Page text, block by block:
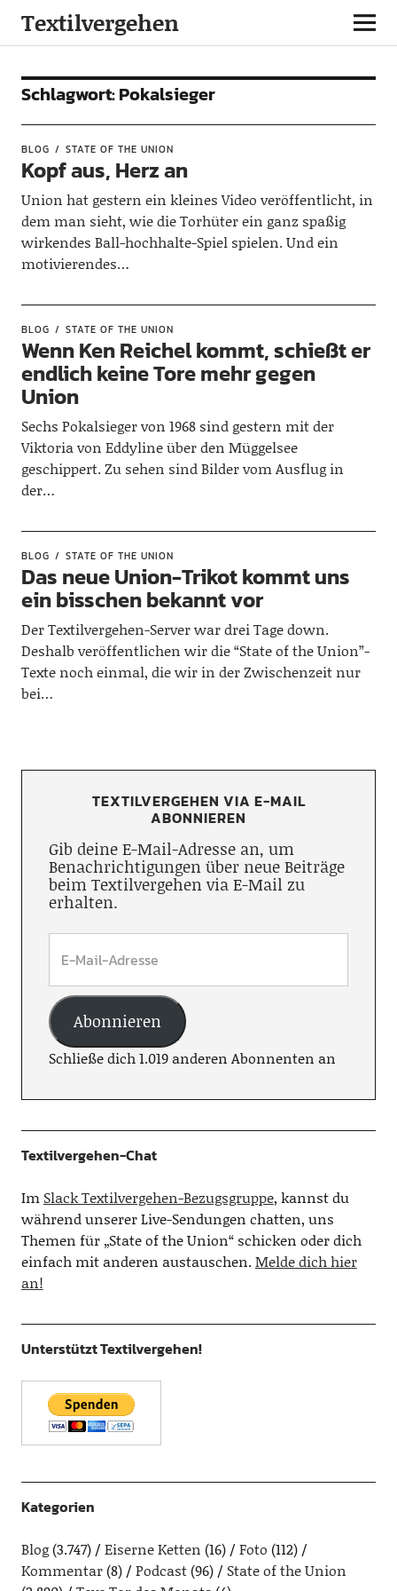
Textilvergehen
Schlagwort:Pokalsieger
BLOG STATE OF THE UNION
Kopf aus, Herz an
Union hat gestern ein kleines Video veröffentlicht, in
dem man sieht, wie die Torhüter ein ganz spaßig
wirkendes Ball-hochhalte-Spiel spielen. Und ein
motivierendes…
BLOG STATE OF THE UNION
Wenn Ken Reichel kommt, schießt er
endlich keine Tore mehr gegen
Union
Sechs Pokalsieger von 1968 sind gestern mit der
Viktoria von Eddyline über den Müggelsee
geschippert. Zu sehen sind Bilder vom Ausflug in
der…
BLOG STATE OF THE UNION
Das neue Union-Trikot kommt uns
ein bisschen bekannt vor
Der Textilvergehen-Server war drei Tage down.
Deshalb veröffentlichen wir die “State of the Union”-
Texte noch einmal, die wir in der Zwischenzeit nur
bei…
TEXTILVERGEHEN VIA E-MAIL
ABONNIEREN
Gib deine E-Mail-Adresse an, um
Benachrichtigungen über neue Beiträge
beim Textilvergehen via E-Mail zu
erhalten.
Abonnieren
Schließe dich 1.019 anderen Abonnenten an
Textilvergehen-Chat
Im Slack Textilvergehen-Bezugsgruppe, kannst du
während unserer Live-Sendungen chatten, uns
Themen für „State of the Union“ schicken oder dich
einfach mit anderen austauschen.Melde dich hier
an!
Unterstützt Textilvergehen!
Kategorien
Blog(3.747) Eiserne Ketten (16) Foto (112)
Kommentar(8) Podcast(96)
State of the Union